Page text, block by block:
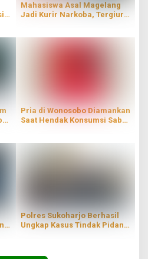
Mahasiswa Asal Magelang
Jadi Kurir Narkoba, Tergiur
Pria di Wonosobo Diamankan
Saat Hendak Konsumsi Sabu
Polres Sukoharjo Berhasil
Ungkap Kasus Tindak Pidana